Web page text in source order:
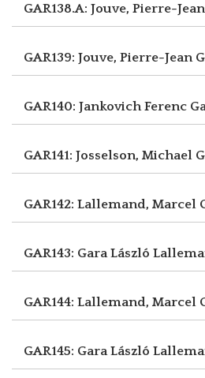
GAR138.A: Jouve, Pierre-Jean
GAR139: Jouve, Pierre-Jean
GAR140: Jankovich Ferenc
GAR141: Josselson, Michael
GAR142: Lallemand, Marcel
GAR143: Gara László
GAR144: Lallemand, Marcel
GAR145: Gara László